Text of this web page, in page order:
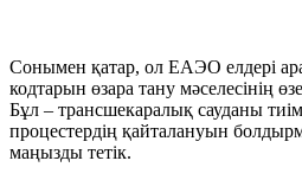
Сонымен қатар, ол ЕАЭО елдері
кодтарын өзара тану мәселесінің
Бұл – трансшекаралық сауданы
процестердің қайталануын
маңызды тетік.